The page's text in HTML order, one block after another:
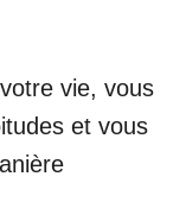
vie, vous
et vous